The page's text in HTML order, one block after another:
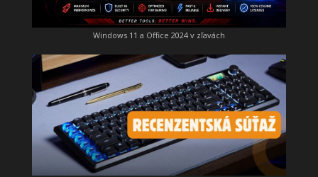
Windows 11 a Office 2024 v zľavách